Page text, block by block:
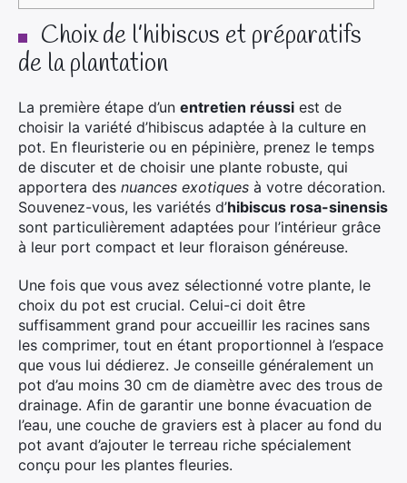
Choix de l’hibiscus et préparatifs
de la plantation
La première étape d’un entretien réussi est de
choisir la variété d’hibiscus adaptée à la culture en
pot. En fleuristerie ou en pépinière, prenez le temps
de discuter et de choisir une plante robuste, qui
apportera des nuances exotiques à votre décoration.
Souvenez-vous, les variétés d’hibiscus rosa-sinensis
sont particulièrement adaptées pour l’intérieur grâce
à leur port compact et leur floraison généreuse.
Une fois que vous avez sélectionné votre plante, le
choix du pot est crucial. Celui-ci doit être
suffisamment grand pour accueillir les racines sans
les comprimer, tout en étant proportionnel à l’espace
que vous lui dédierez. Je conseille généralement un
pot d’au moins 30 cm de diamètre avec des trous de
drainage. Afin de garantir une bonne évacuation de
l’eau, une couche de graviers est à placer au fond du
pot avant d’ajouter le terreau riche spécialement
conçu pour les plantes fleuries.